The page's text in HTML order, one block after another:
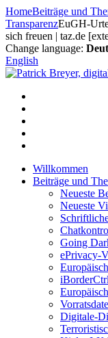
Zum
Inhalt
springen
HomeBeiträge und
TransparenzEuGH-
sich freuen | taz.de
Change language:
English
Willkommen
Beiträge und
Neueste
Neueste
Going
ePrivacy-
Digitale-